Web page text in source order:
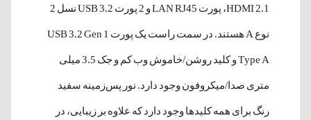
HDMI 2.1، پورت LAN RJ45 و 2 پورت USB 3.2 نسل 2
نوع A هستند. در سمت راست یک پورت USB 3.2 Gen 1
Type A و کلید روشن/خاموش وب کم و جک 3.5 میلی
متری صدا/میکروفون وجود دارد. نور پس‌زمینه سفید
رنگ برای همه کلیدها وجود دارد که علاوه بر زیبایی، در